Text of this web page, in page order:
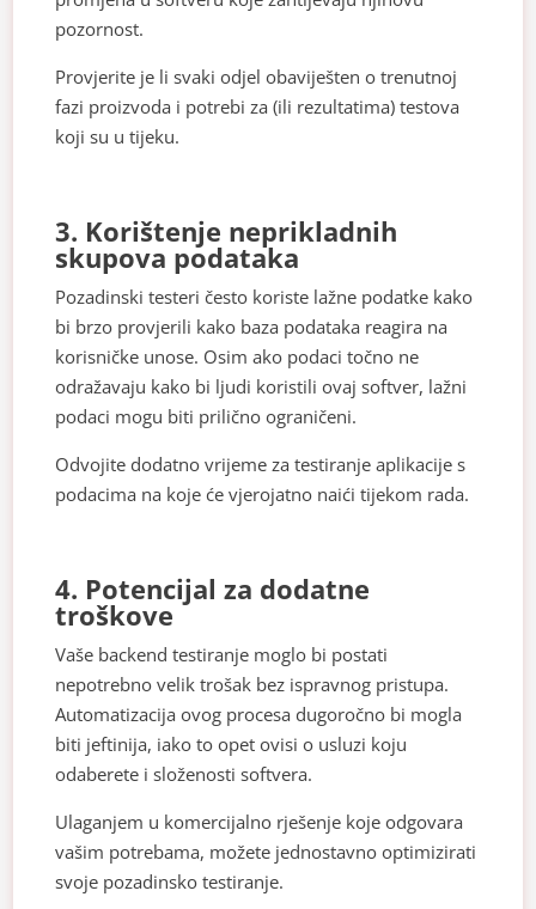
pozornost.
Provjerite je li svaki odjel obaviješten o trenutnoj
fazi proizvoda i potrebi za (ili rezultatima) testova
koji su u tijeku.
3. Korištenje neprikladnih
skupova podataka
Pozadinski testeri često koriste lažne podatke kako
bi brzo provjerili kako baza podataka reagira na
korisničke unose. Osim ako podaci točno ne
odražavaju kako bi ljudi koristili ovaj softver, lažni
podaci mogu biti prilično ograničeni.
Odvojite dodatno vrijeme za testiranje aplikacije s
podacima na koje će vjerojatno naići tijekom rada.
4. Potencijal za dodatne
troškove
Vaše backend testiranje moglo bi postati
nepotrebno velik trošak bez ispravnog pristupa.
Automatizacija ovog procesa dugoročno bi mogla
biti jeftinija, iako to opet ovisi o usluzi koju
odaberete i složenosti softvera.
Ulaganjem u komercijalno rješenje koje odgovara
vašim potrebama, možete jednostavno optimizirati
svoje pozadinsko testiranje.